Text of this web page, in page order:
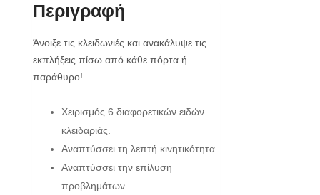
Περιγραφή
Άνοιξε τις κλειδωνιές και ανακάλυψε τις
εκπλήξεις πίσω από κάθε πόρτα ή
παράθυρο!
Χειρισμός 6 διαφορετικών ειδών
κλειδαριάς.
Αναπτύσσει τη λεπτή κινητικότητα.
Αναπτύσσει την επίλυση
προβλημάτων.